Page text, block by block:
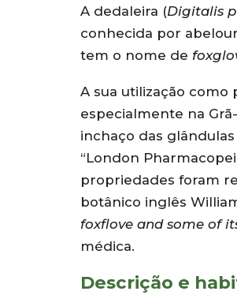
A dedaleira (Digitalis
conhecida por
tem o nome de
A sua utilização como
especialmente na
inchaço das
“London
propriedades foram
botânico inglês
foxflove and some of
médica.
Descrição e